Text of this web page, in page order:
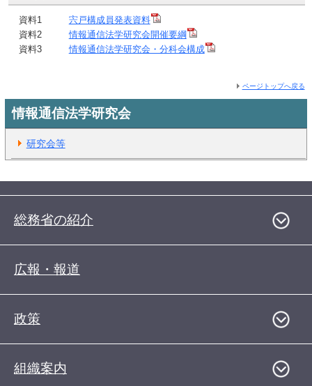
資料1 宍戸構成員発表資料
資料2情報通信法学研究会開催要綱
資料3情報通信法学研究会・分科会構成
ページトップへ戻る
情報通信法学研究会
研究会等
総務省の紹介
広報・報道
政策
組織案内